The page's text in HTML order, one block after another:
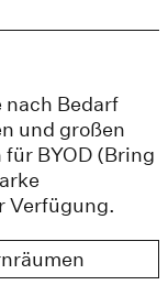
nach Bedarf
und großen
BYOD (Bring
Verfügung.